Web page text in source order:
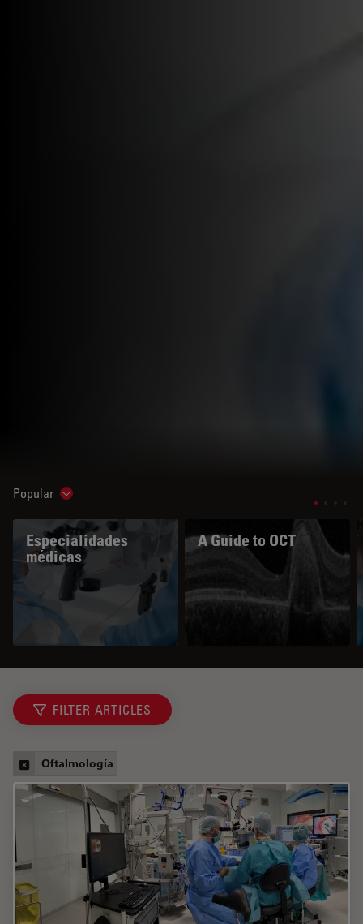
Popular Show subnavigation
Especialidades
médicas
A Guide to OCT
FILTER ARTICLES
Oftalmología